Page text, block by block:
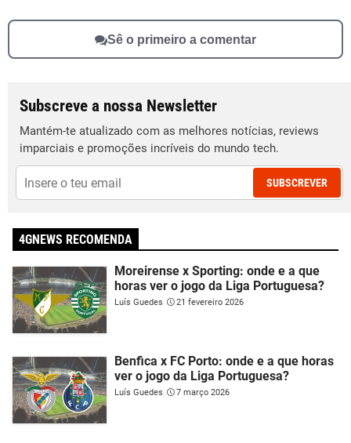
Sê o primeiro a comentar
Subscreve a nossa Newsletter
Mantém-te atualizado com as melhores notícias, reviews
imparciais e promoções incríveis do mundo tech.
SUBSCREVER
4GNEWS RECOMENDA
Moreirense x Sporting: onde e a que
horas ver o jogo da Liga Portuguesa?
Luís Guedes 21 fevereiro 2026
Benfica x FC Porto: onde e a que horas
ver o jogo da Liga Portuguesa?
Luís Guedes 7 março 2026